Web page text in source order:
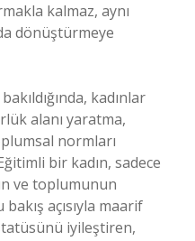
kalmaz, aynı
dönüştürmeye
kadınlar
alanı yaratma,
normları
bir kadın, sadece
ve toplumunun
açısıyla maarif
iyileştiren,